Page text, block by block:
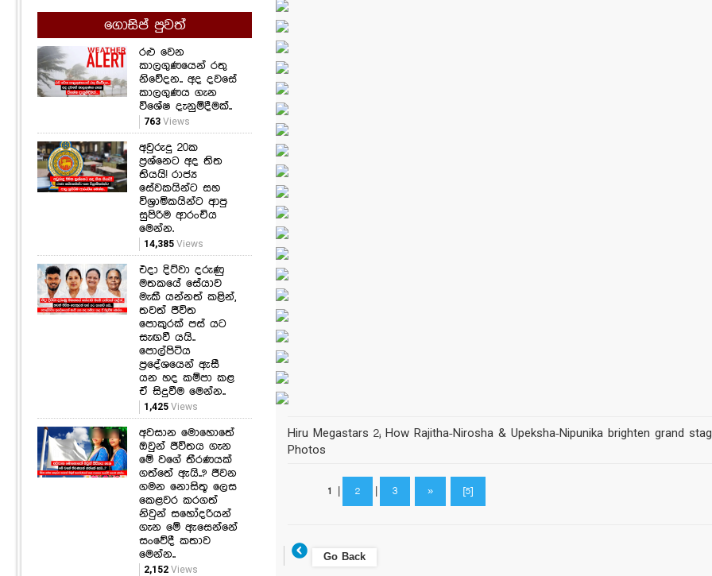
Hiru Megastars 2; How Rajitha-Nirosha & Upeksha-Nipunika brighten grand
Photos
1 2 3 » [5]
Go Back
ගොසිප් පුවත්
රළු වෙන
කාලගුණයෙන් රතු
නිවේදන.. අද දවසේ
කාලගුණය ගැන
විශේෂ දැනුම්දීමක්..
763Views
අවුරුදු 20ක
ප්‍රශ්නෙට අද තිත
තියයි! රාජ්‍ය
සේවකයින්ට සහ
විශ්‍රාමිකයින්ට ආපු
සුපිරිම ආරංචිය
මෙන්න.
14,385Views
එදා දිට්වා දරුණු
මතකයේ සේයාව
මැකී යන්නත් කළින්,
තවත් ජීවිත
පොකුරක් පස් යට
සැඟවී යයි..
පොල්පිටිය
ප්‍රදේශයෙන් ඇසී
යන හද කම්පා කළ
ඒ සිදුවීම මෙන්න..
1,425Views
අවසාන මොහොතේ
ඔවුන් ජීවිතය ගැන
මේ වගේ තීරණයක්
ගත්තේ ඇයි..? ජීවන
ගමන නොසිතූ ලෙස
කෙළවර කරගත්
නිවුන් සහෝදරියන්
ගැන මේ ඇසෙන්නේ
සංවේදී කතාව
මෙන්න..
2,152Views